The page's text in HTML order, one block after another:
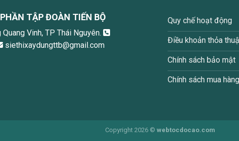
TẬP ĐOÀN TIẾN BỘ
Vinh, TP Thái Nguyên.
siethixaydungttb@gmail.com
Quy chế hoạt động
Điều khoản thỏa
Chính sách bảo mật
Chính sách mua hàng
Copyright 2026 © webtocdocao.com